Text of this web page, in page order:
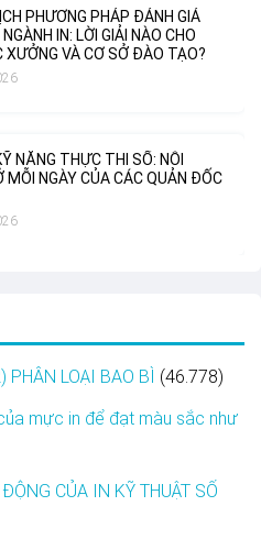
PHƯƠNG PHÁP ĐÁNH GIÁ
IN: LỜI GIẢI NÀO CHO
XƯỞNG VÀ CƠ SỞ ĐÀO TẠO?
NĂNG THỰC THI SỐ: NỖI
MỖI NGÀY CỦA CÁC QUẢN ĐỐC
PHÂN LOẠI BAO BÌ (46.778)
mực in để đạt màu sắc như
CỦA IN KỸ THUẬT SỐ